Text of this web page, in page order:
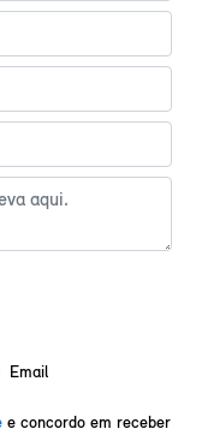
Email
e concordo em receber